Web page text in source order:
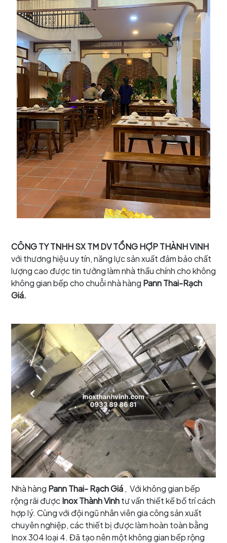
CÔNG TY TNHH SX TM DV TỔNG HỢP THÀNH VINH
với thương hiệu uy tín, năng lực sản xuất đảm bảo chất
lượng cao được tin tưởng làm nhà thầu chính cho không
không gian bếp cho chuỗi nhà hàng Pann Thai-Rạch
Giá.
Nhà hàng Pann Thai- Rạch Giá , Với không gian bếp
rộng rãi đượcInox Thành Vinhtư vấn thiết kế bố trí cách
hợp lý. Cùng với đội ngũ nhân viên gia công sản xuất
chuyên nghiệp, các thiết bị được làm hoàn toàn bằng
Inox 304 loại 4. Đã tạo nên một không gian bếp rộng